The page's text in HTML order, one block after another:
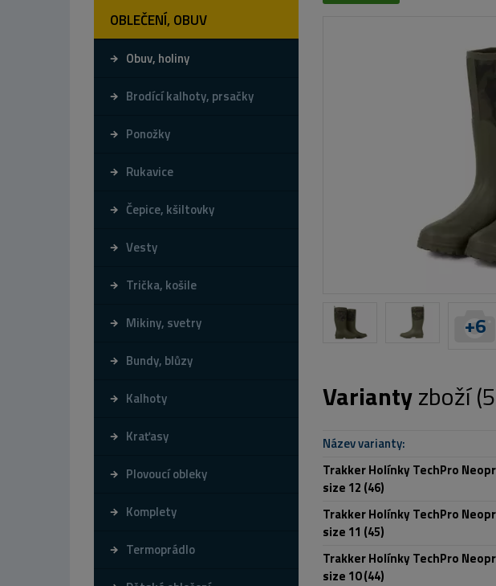
OBLEČENÍ, OBUV
Obuv, holiny
Brodící kalhoty, prsačky
Ponožky
Rukavice
Čepice, kšiltovky
Vesty
Trička, košile
Mikiny, svetry
Bundy, blůzy
Kalhoty
Kraťasy
Plovoucí obleky
Komplety
Termoprádlo
+6
Variantyzboží
Název varianty:
Trakker Holínky TechPro
size 12 (46)
Trakker Holínky TechPro
size 11 (45)
Trakker Holínky TechPro
size 10 (44)